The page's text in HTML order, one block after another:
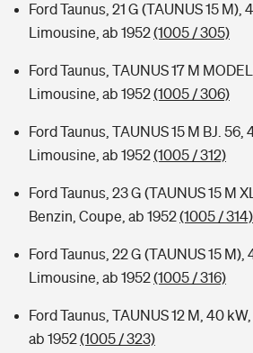
Ford Taunus, 21 G (TAUNUS 15 M),
Limousine, ab 1952(1005 / 305)
Ford Taunus, TAUNUS 17 M
Limousine, ab 1952(1005 / 306)
Ford Taunus, TAUNUS 15 M BJ. 56,
Limousine, ab 1952(1005 / 312)
Ford Taunus, 23 G (TAUNUS 15 M
Benzin, Coupe, ab 1952(1005 / 314)
Ford Taunus, 22 G (TAUNUS 15 M),
Limousine, ab 1952(1005 / 316)
Ford Taunus, TAUNUS 12 M, 40
ab 1952(1005 / 323)